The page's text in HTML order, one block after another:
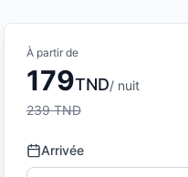
À partir de
179TND/ nuit
239 TND
Arrivée